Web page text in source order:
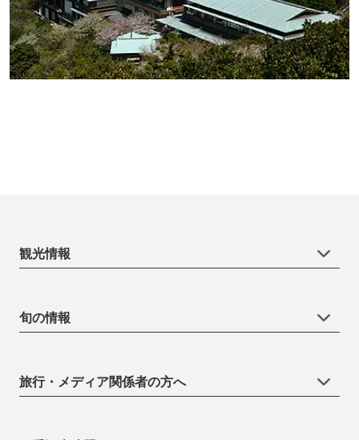
観光情報
旬の情報
旅行・メディア関係者の方へ